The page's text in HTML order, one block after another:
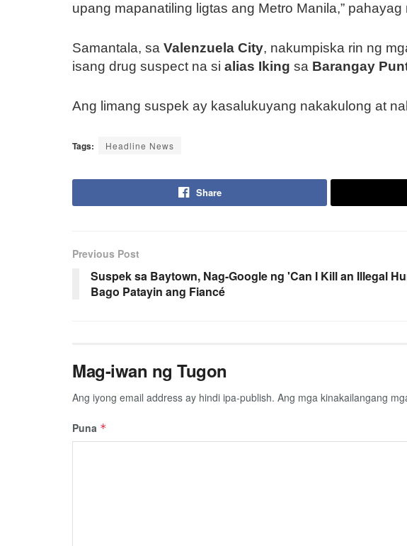
upang mapanatiling ligtas ang Metro Manila,” pahayag
Samantala, sa Valenzuela City, nakumpiska rin ng
isang drug suspect na si alias Iking sa Barangay
Ang limang suspek ay kasalukuyang nakakulong at
Tags: Headline News
Share
Previous Post
Suspek sa Baytown, Nag-Google ng 'Can I Kill an Illegal
Bago Patayin ang Fiancé
Mag-iwan ng Tugon
Ang iyong email address ay hindi ipa-publish. Ang mga kinakailangang
Puna *